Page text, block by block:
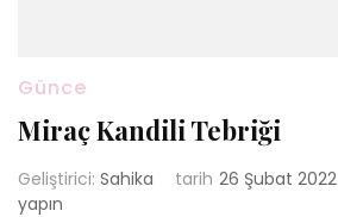
Günce
Miraç Kandili Tebriği
Geliştirici: Sahika tarih 26 Şubat 2022
yapın